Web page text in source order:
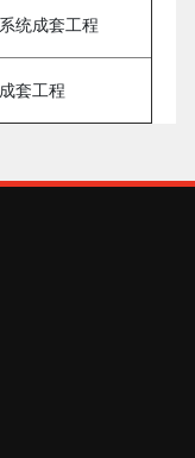
统成套工程
套工程